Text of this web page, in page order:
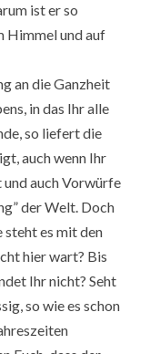
ist er so
Himmel und auf
an die Ganzheit
in das Ihr alle
so liefert die
auch wenn Ihr
auch Vorwürfe
der Welt. Doch
steht es mit den
hier wart? Bis
Ihr nicht? Seht
so wie es schon